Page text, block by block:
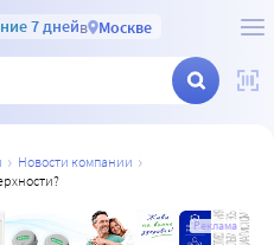
7 днейв Москве
новости компании
Реклама